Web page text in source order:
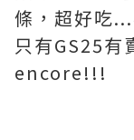
條，超好吃
只有GS25
encore!!!